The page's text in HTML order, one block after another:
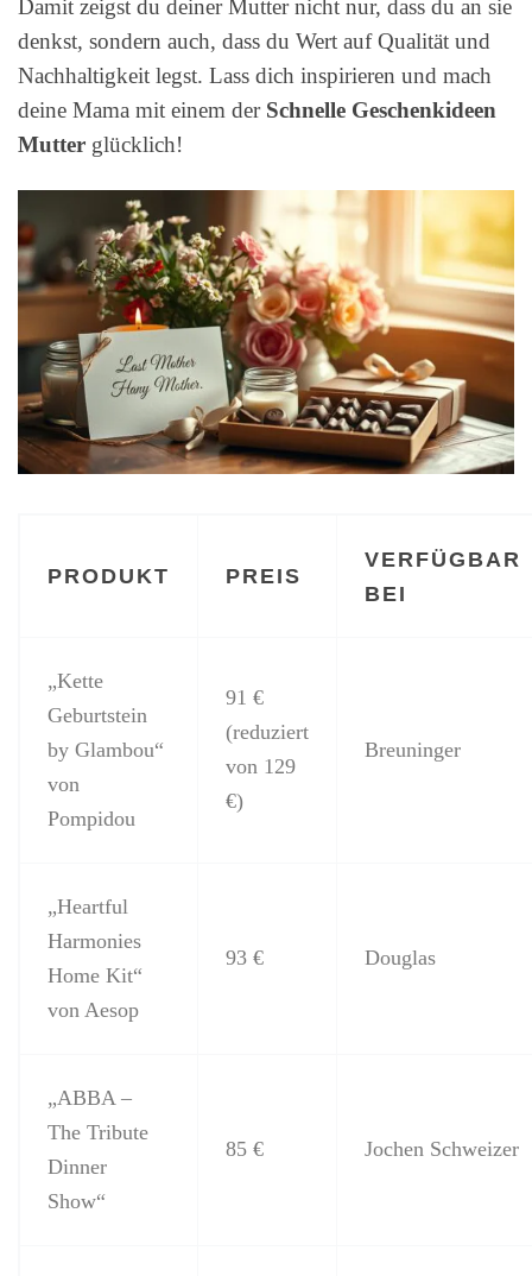
Damit zeigst du deiner Mutter nicht nur, dass du an sie
denkst, sondern auch, dass du Wert auf Qualität und
Nachhaltigkeit legst. Lass dich inspirieren und mach
deine Mama mit einem der Schnelle Geschenkideen
Mutter glücklich!
PRODUKT PREIS
VERFÜGBAR
BEI
„Kette
Geburtstein
by Glambou“
von
Pompidou
91 €
(reduziert
von 129
€)
Breuninger
„Heartful
Harmonies
Home Kit“
von Aesop
93 € Douglas
„ABBA –
The Tribute
Dinner
Show“
85 € Jochen Schweizer